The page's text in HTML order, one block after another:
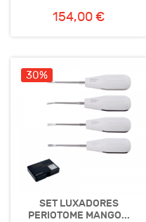
154,00 €
30%
SET LUXADORES
PERIOTOME MANGO...